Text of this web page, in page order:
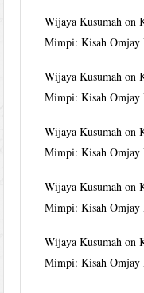
Wijaya Kusumah on
Mimpi: Kisah Omjay
Wijaya Kusumah on
Mimpi: Kisah Omjay
Wijaya Kusumah on
Mimpi: Kisah Omjay
Wijaya Kusumah on
Mimpi: Kisah Omjay
Wijaya Kusumah on
Mimpi: Kisah Omjay